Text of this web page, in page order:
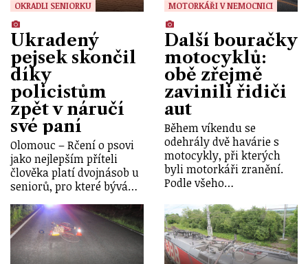
OKRADLI SENIORKU
Ukradený
pejsek skončil
díky
policistům
zpět v náručí
své paní
Olomouc – Rčení o psovi
jako nejlepším příteli
člověka platí dvojnásob u
seniorů, pro které bývá…
MOTORKÁŘI V NEMOCNICI
Další bouračky
motocyklů:
obě zřejmě
zavinili řidiči
aut
Během víkendu se
odehrály dvě havárie s
motocykly, při kterých
byli motorkáři zranění.
Podle všeho…